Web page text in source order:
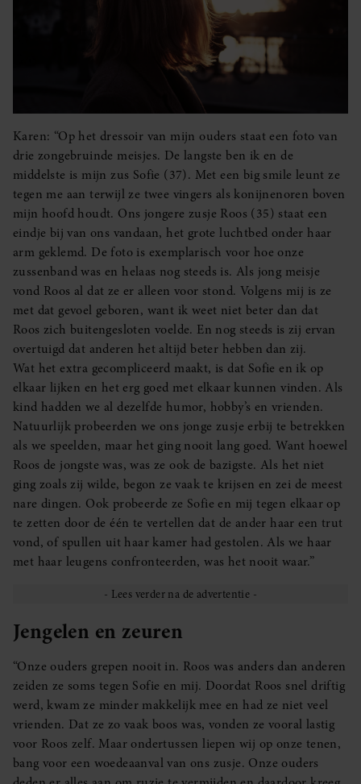
Karen: “Op het dressoir van mijn ouders staat een foto van
drie zongebruinde meisjes. De langste ben ik en de
middelste is mijn zus Sofie (37). Met een big smile leunt ze
tegen me aan terwijl ze twee vingers als konijnenoren boven
mijn hoofd houdt. Ons jongere zusje Roos (35) staat een
eindje bij van ons vandaan, het grote luchtbed onder haar
arm geklemd. De foto is exemplarisch voor hoe onze
zussenband was en helaas nog steeds is. Als jong meisje
vond Roos al dat ze er alleen voor stond. Volgens mij is ze
met dat gevoel geboren, want ik weet niet beter dan dat
Roos zich buitengesloten voelde. En nog steeds is zij ervan
overtuigd dat anderen het altijd beter hebben dan zij.
Wat het extra gecompliceerd maakt, is dat Sofie en ik op
elkaar lijken en het erg goed met elkaar kunnen vinden. Als
kind hadden we al dezelfde humor, hobby’s en vrienden.
Natuurlijk probeerden we ons jonge zusje erbij te betrekken
als we speelden, maar het ging nooit lang goed. Want hoewel
Roos de jongste was, was ze ook de bazigste. Als het niet
ging zoals zij wilde, begon ze vaak te krijsen en zei de meest
nare dingen. Ook probeerde ze Sofie en mij tegen elkaar op
te zetten door de één te vertellen dat de ander haar een trut
vond, of spullen uit haar kamer had gestolen. Als we haar
met haar leugens confronteerden, was het nooit waar.”
Jengelen en zeuren
“Onze ouders grepen nooit in. Roos was anders dan anderen
zeiden ze soms tegen Sofie en mij. Doordat Roos snel driftig
werd, kwam ze minder makkelijk mee en had ze niet veel
vrienden. Dat ze zo vaak boos was, vonden ze vooral lastig
voor Roos zelf. Maar ondertussen liepen wij op onze tenen,
bang voor een woedeaanval van ons zusje. Onze ouders